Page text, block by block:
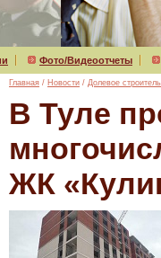
Фото/Видеоотчеты
Главная / Новости / Долевое
В Туле
ЖК